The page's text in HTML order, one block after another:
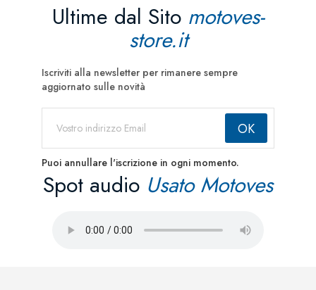
Ultime dal Sito motoves-
store.it
Iscriviti alla newsletter per rimanere sempre
aggiornato sulle novità
Puoi annullare l'iscrizione in ogni momento.
Spot audio Usato Motoves